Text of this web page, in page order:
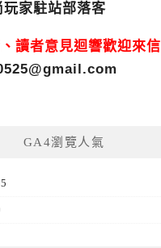
家駐站部落客
讀者意見迴響歡迎來信
GA4瀏覽人氣